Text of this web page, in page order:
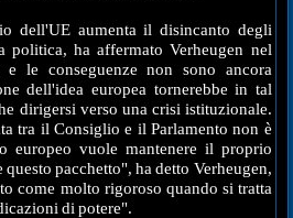
dell'UE aumenta il disincanto degli
politica, ha affermato Verheugen nel
le conseguenze non sono ancora
dell'idea europea tornerebbe in tal
dirigersi verso una crisi istituzionale.
tra il Consiglio e il Parlamento non è
europeo vuole mantenere il proprio
pacchetto", ha detto Verheugen,
come molto rigoroso quando si tratta
di potere".